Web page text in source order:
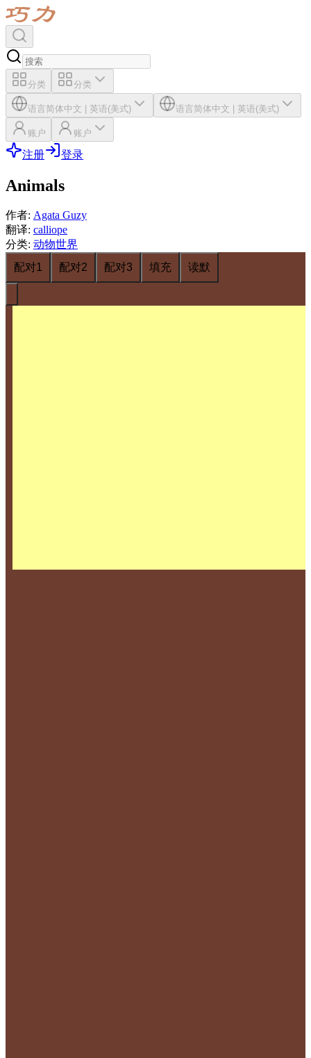
分类 分类
语言简体中文 | 英语(美式) 语言简体中文 | 英语(美式)
账户 账户
注册 登录
Animals
作者: Agata Guzy
翻译: calliope
分类: 动物世界
配对1
配对2 配对3 填充 读默